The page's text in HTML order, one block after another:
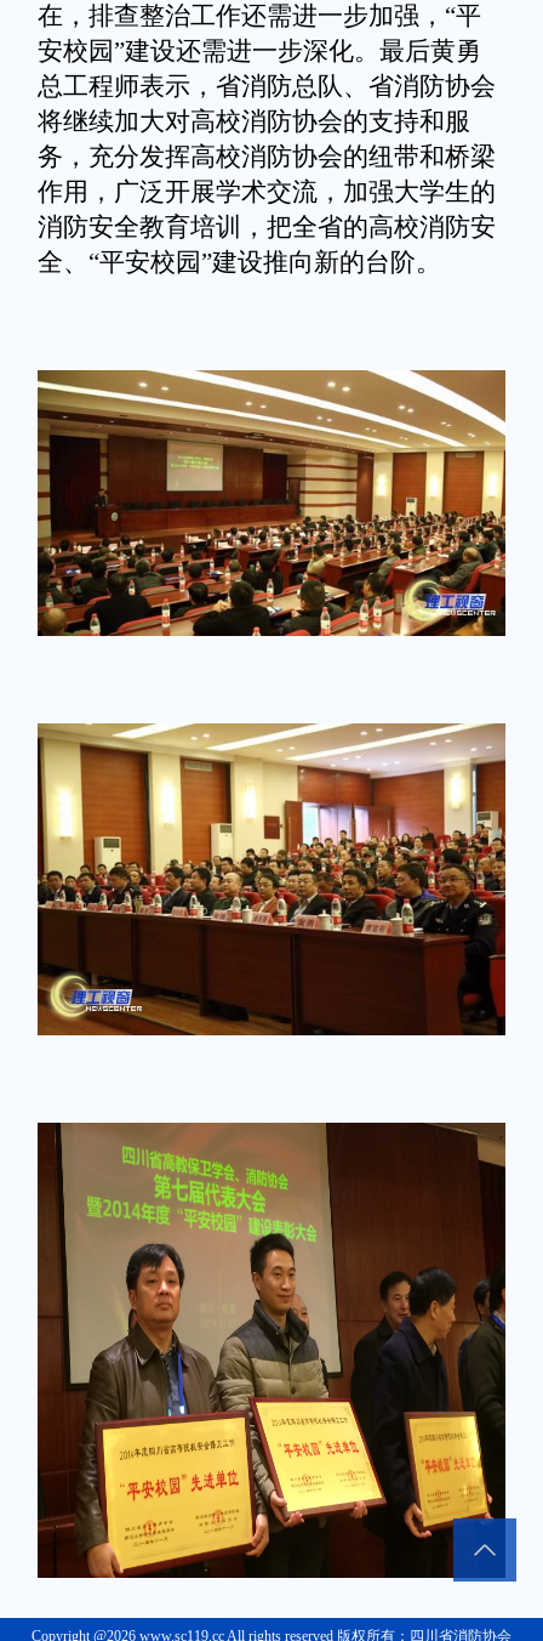
在，排查整治工作还需进一步加强，“平
安校园”建设还需进一步深化。最后黄勇
总工程师表示，省消防总队、省消防协会
将继续加大对高校消防协会的支持和服
务，充分发挥高校消防协会的纽带和桥梁
作用，广泛开展学术交流，加强大学生的
消防安全教育培训，把全省的高校消防安
全、“平安校园”建设推向新的台阶。
Copyright @2026 www.sc119.cc All rights reserved 版权所有：四川省消防协会